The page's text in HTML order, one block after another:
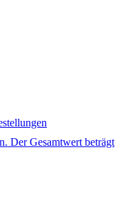
Der Gesamtwert beträgt